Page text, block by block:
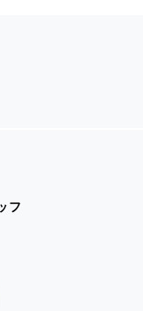
フ